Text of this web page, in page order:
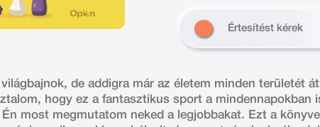
Értesítést kérek
világbajnok, de addigra már az életem minden területét
hogy ez a fantasztikus sport a mindennapokban
most megmutatom neked a legjobbakat. Ezt a